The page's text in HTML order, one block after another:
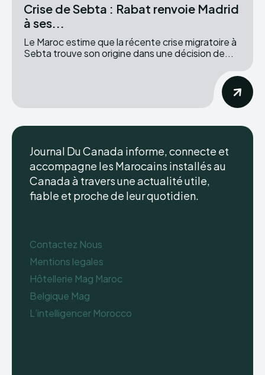
Crise de Sebta : Rabat renvoie Madrid
à ses...
Le Maroc estime que la récente crise migratoire à
Sebta trouve son origine dans une décision de...
Journal Du Canada informe, connecte et
accompagne les Marocains installés au
Canada à travers une actualité utile,
fiable et proche de leur quotidien.
Contactez Nous
Mentions legales
Hôtellerie Mag Maroc
Belgique Mag
L’intelligencer Morocco